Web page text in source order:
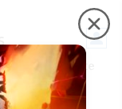
Fábrica de botellas